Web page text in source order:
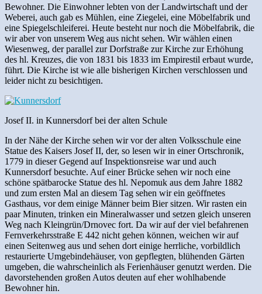
Bewohner. Die Einwohner lebten von der Landwirtschaft und der
Weberei, auch gab es Mühlen, eine Ziegelei, eine Möbelfabrik und
eine Spiegelschleiferei. Heute besteht nur noch die Möbelfabrik, die
wir aber von unserem Weg aus nicht sehen. Wir wählen einen
Wiesenweg, der parallel zur Dorfstraße zur Kirche zur Erhöhung
des hl. Kreuzes, die von 1831 bis 1833 im Empirestil erbaut wurde,
führt. Die Kirche ist wie alle bisherigen Kirchen verschlossen und
leider nicht zu besichtigen.
Josef II. in Kunnersdorf bei der alten Schule
In der Nähe der Kirche sehen wir vor der alten Volksschule eine
Statue des Kaisers Josef II, der, so lesen wir in einer Ortschronik,
1779 in dieser Gegend auf Inspektionsreise war und auch
Kunnersdorf besuchte. Auf einer Brücke sehen wir noch eine
schöne spätbarocke Statue des hl. Nepomuk aus dem Jahre 1882
und zum ersten Mal an diesem Tag sehen wir ein geöffnetes
Gasthaus, vor dem einige Männer beim Bier sitzen. Wir rasten ein
paar Minuten, trinken ein Mineralwasser und setzen gleich unseren
Weg nach Kleingrün/Drnovec fort. Da wir auf der viel befahrenen
Fernverkehrsstraße E 442 nicht gehen können, weichen wir auf
einen Seitenweg aus und sehen dort einige herrliche, vorbildlich
restaurierte Umgebindehäuser, von gepflegten, blühenden Gärten
umgeben, die wahrscheinlich als Ferienhäuser genutzt werden. Die
davorstehenden großen Autos deuten auf eher wohlhabende
Bewohner hin.